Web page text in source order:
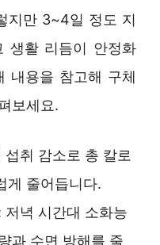
지만 3~4일 정도 지
생활 리듬이 안정화
내용을 참고해 구체
보세요.
취 감소로 총 칼로
게 줄어듭니다.
녁 시간대 소화능
과 수면 방해를 줄